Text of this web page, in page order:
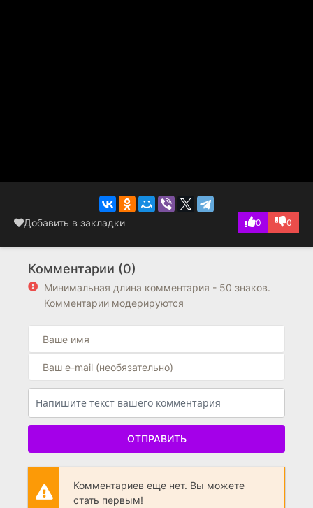
Добавить в закладки 0 0
Комментарии (0)
Минимальная длина комментария - 50 знаков.
Комментарии модерируются
ОТПРАВИТЬ
Комментариев еще нет. Вы можете
стать первым!